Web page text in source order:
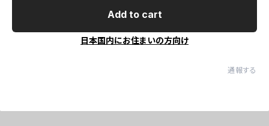
Add to cart
日本国内にお住まいの方向け
通報する